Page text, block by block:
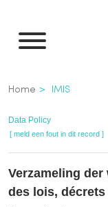
naar
inhoud
gaan
Kruimelpad
Home IMIS
Data Policy
[ meld een fout in dit record ]
Verzameling
des lois,